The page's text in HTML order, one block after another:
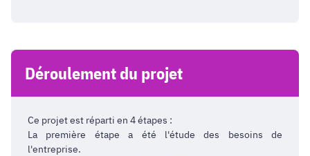
Déroulement du projet
Ce projet est réparti en 4 étapes :
La première étape a été l'étude des besoins de
l'entreprise.